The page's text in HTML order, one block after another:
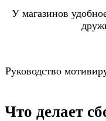
У магазинов
Руководство
Что делает